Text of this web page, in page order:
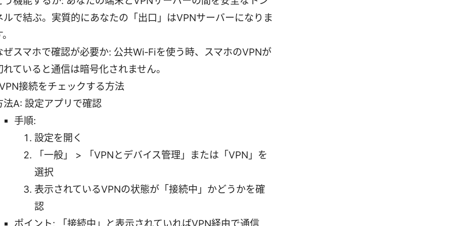
ルで結ぶ。実質的にあなたの「出口」はVPNサーバーになりま
ぜスマホで確認が必要か: 公共Wi‑Fiを使う時、スマホのVPNが
れていると通信は暗号化されません。
接続をチェックする方法
法A: 設定アプリで確認
手順:
設定を開く
「一般」 > 「VPNとデバイス管理」または「VPN」を
選択
表示されているVPNの状態が「接続中」かどうかを確
認